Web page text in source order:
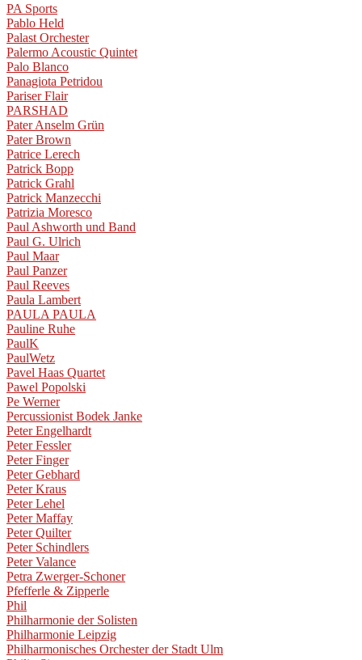
PA Sports
Pablo Held
Palast Orchester
Palermo Acoustic Quintet
Palo Blanco
Panagiota Petridou
Pariser Flair
PARSHAD
Pater Anselm Grün
Pater Brown
Patrice Lerech
Patrick Bopp
Patrick Grahl
Patrick Manzecchi
Patrizia Moresco
Paul Ashworth und Band
Paul G. Ulrich
Paul Maar
Paul Panzer
Paul Reeves
Paula Lambert
PAULA PAULA
Pauline Ruhe
PaulK
PaulWetz
Pavel Haas Quartet
Pawel Popolski
Pe Werner
Percussionist Bodek Janke
Peter Engelhardt
Peter Fessler
Peter Finger
Peter Gebhard
Peter Kraus
Peter Lehel
Peter Maffay
Peter Quilter
Peter Schindlers
Peter Valance
Petra Zwerger-Schoner
Pfefferle & Zipperle
Phil
Philharmonie der Solisten
Philharmonie Leipzig
Philharmonisches Orchester der Stadt Ulm